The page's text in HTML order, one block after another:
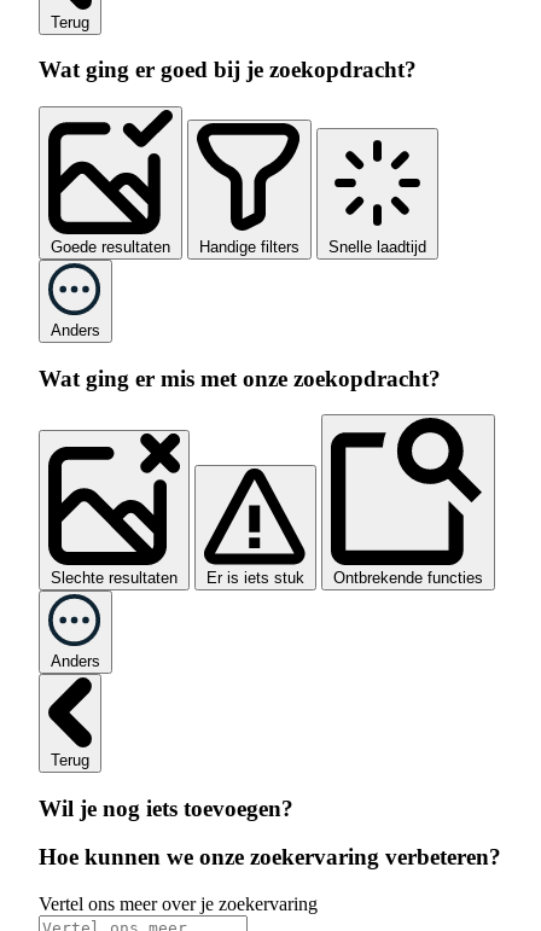
Terug
Wat ging er goed bij je zoekopdracht?
Goede resultaten Handige filters Snelle laadtijd
Anders
Wat ging er mis met onze zoekopdracht?
Slechte resultaten Er is iets stuk Ontbrekende functies
Anders
Terug
Wil je nog iets toevoegen?
Hoe kunnen we onze zoekervaring verbeteren?
Vertel ons meer over je zoekervaring